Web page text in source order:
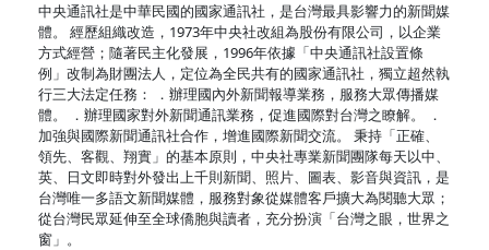
中央通訊社是中華民國的國家通訊社，是台灣最具影響力的新聞媒
體。 經歷組織改造，1973年中央社改組為股份有限公司，以企業
方式經營；隨著民主化發展，1996年依據「中央通訊社設置條
例」改制為財團法人，定位為全民共有的國家通訊社，獨立超然執
行三大法定任務： ．辦理國內外新聞報導業務，服務大眾傳播媒
體。 ．辦理國家對外新聞通訊業務，促進國際對台灣之瞭解。 ．
加強與國際新聞通訊社合作，增進國際新聞交流。 秉持「正確、
領先、客觀、翔實」的基本原則，中央社專業新聞團隊每天以中、
英、日文即時對外發出上千則新聞、照片、圖表、影音與資訊，是
台灣唯一多語文新聞媒體，服務對象從媒體客戶擴大為閱聽大眾；
從台灣民眾延伸至全球僑胞與讀者，充分扮演「台灣之眼，世界之
窗」。